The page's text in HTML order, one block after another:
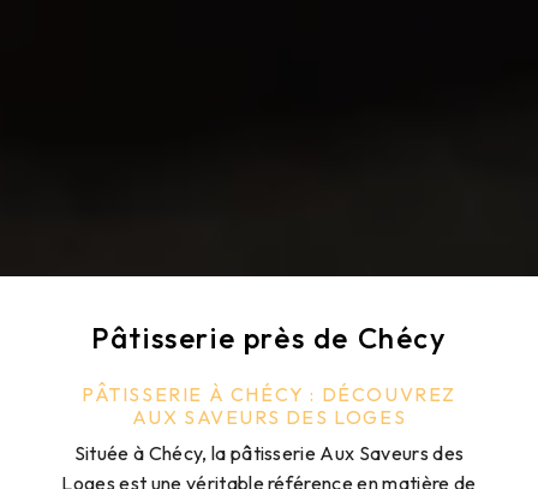
Pâtisserie près de Chécy
PÂTISSERIE À CHÉCY : DÉCOUVREZ
AUX SAVEURS DES LOGES
Située à Chécy, la pâtisserie Aux Saveurs des
Loges est une véritable référence en matière de